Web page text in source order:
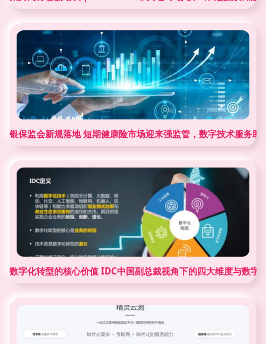
银保监会新规落地 短期健康险市场迎来强监管，数字技术服务助
数字化转型的核心价值 IDC中国副总裁视角下的四大维度与数字